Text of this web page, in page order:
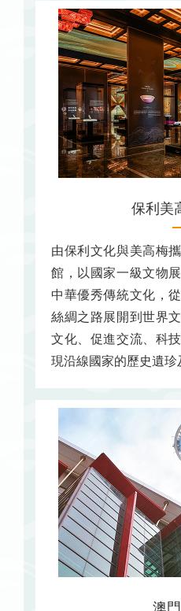
保利美
由保利文化與美高梅
館，以國家一級文物
中華優秀傳統文化，
絲綢之路展開到世界
文化、促進交流、科
現沿線國家的歷史遺珍